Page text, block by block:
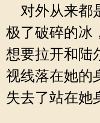
对外从来都
极了破碎的冰
想要拉开和陆
视线落在她的
失去了站在她